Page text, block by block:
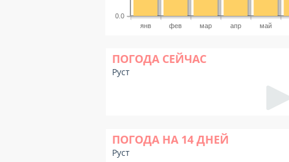
янв фев мар апр май
0.0
ПОГОДА СЕЙЧАС
Руст
ПОГОДА НА 14 ДНЕЙ
Руст